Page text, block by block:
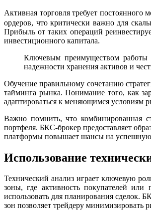
Активная торговля требует
ордеров, что критически важно для
Прибыль от таких операций
инвестиционного капитала.
Ключевым преимуществом работы
надежности хранения активов и
Обучение правильному сочетанию
тайминга рынка. Понимание того, как
адаптироваться к меняющимся условиям
Важно помнить, что комбинированная
портфеля. БКС-брокер предоставляет
платформы повышает шансы на успешную
Использование
Технический анализ играет ключевую
зоны, где активность покупателей или
использовать для планирования сделок.
зон позволяет трейдеру